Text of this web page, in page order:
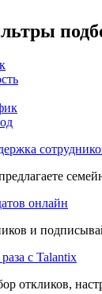
онлайн
и
с Talantix
откликов,